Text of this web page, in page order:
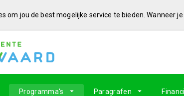
om jou de best mogelijke service te bieden. Wanneer
Programma's Paragrafen